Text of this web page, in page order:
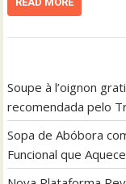
Soupe à l’oignon
recomendada pelo
Sopa de Abóbora
Funcional que